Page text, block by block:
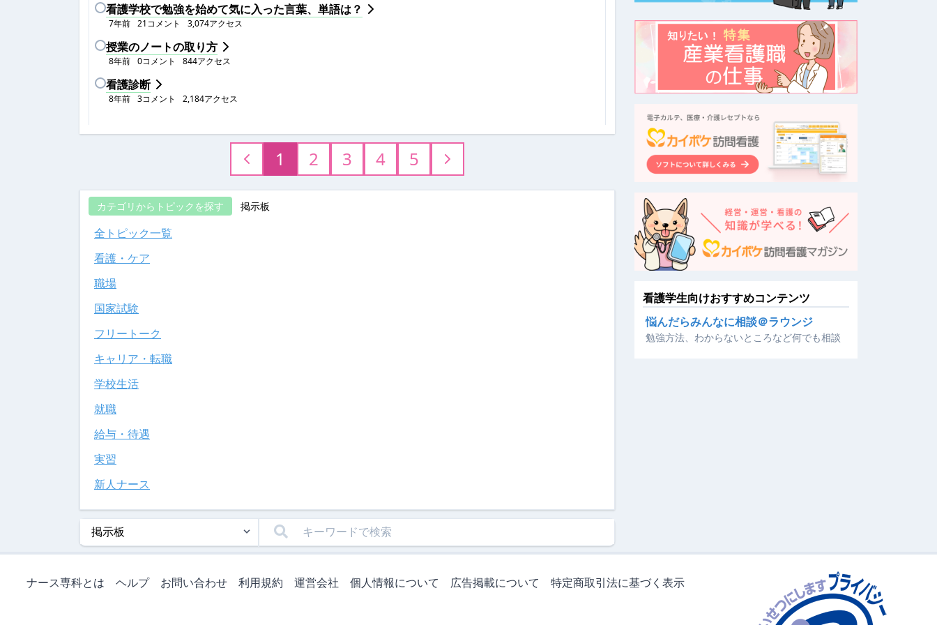
看護学校で勉強を始めて気に入った言葉、単語は？
7年前 21コメント 3,074アクセス
授業のノートの取り方
8年前 0コメント 844アクセス
看護診断
8年前 3コメント 2,184アクセス
1 2 3 4 5
カテゴリからトピックを探す 掲示板
全トピック一覧
看護・ケア
職場
国家試験
フリートーク
キャリア・転職
学校生活
就職
給与・待遇
実習
新人ナース
看護学生向けおすすめコンテンツ
悩んだらみんなに相談＠ラウンジ
勉強方法、わからないところなど何でも相談
ナース専科とは ヘルプ お問い合わせ 利用規約 運営会社 個人情報について 広告掲載について 特定商取引法に基づく表示